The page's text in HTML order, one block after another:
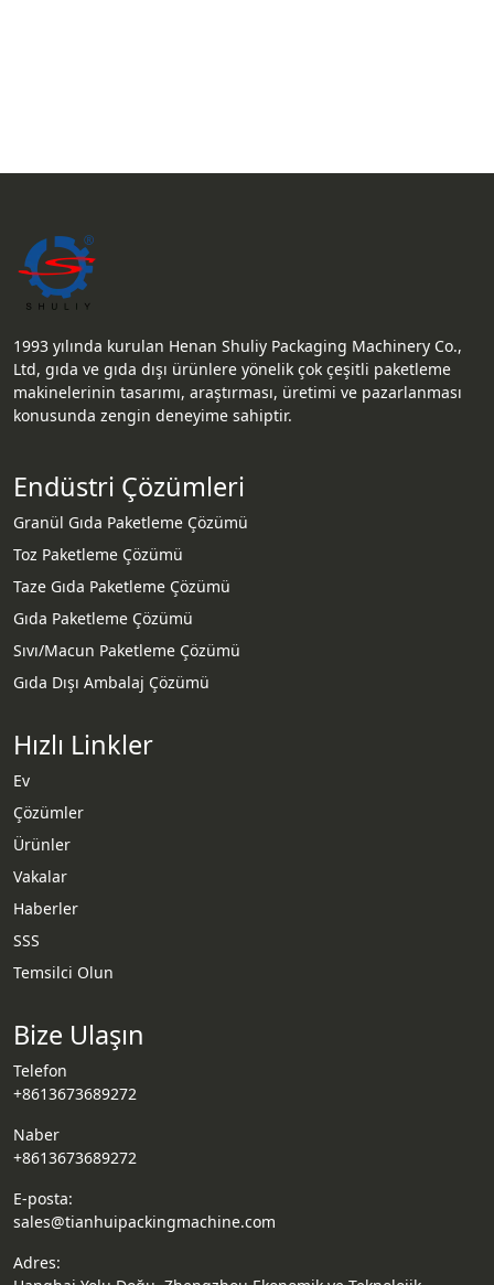
1993 yılında kurulan Henan Shuliy Packaging Machinery Co.,
Ltd, gıda ve gıda dışı ürünlere yönelik çok çeşitli paketleme
makinelerinin tasarımı, araştırması, üretimi ve pazarlanması
konusunda zengin deneyime sahiptir.
Endüstri Çözümleri
Granül Gıda Paketleme Çözümü
Toz Paketleme Çözümü
Taze Gıda Paketleme Çözümü
Gıda Paketleme Çözümü
Sıvı/Macun Paketleme Çözümü
Gıda Dışı Ambalaj Çözümü
Hızlı Linkler
Ev
Çözümler
Ürünler
Vakalar
Haberler
SSS
Temsilci Olun
Bize Ulaşın
Telefon
+8613673689272
Naber
+8613673689272
E-posta:
sales@tianhuipackingmachine.com
Adres: